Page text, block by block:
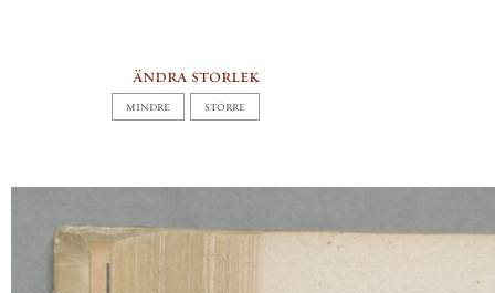
ändra storlek
MINDRE STÖRRE